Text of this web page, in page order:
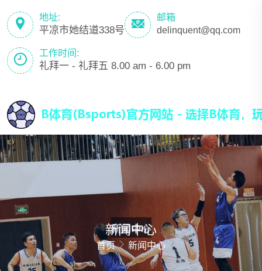
地址:
平凉市她结道338号
邮箱
delinquent@qq.com
工作时间:
礼拜一 - 礼拜五 8.00 am - 6.00 pm
新闻中心
首页 新闻中心